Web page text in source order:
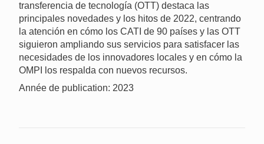
transferencia de tecnología (OTT) destaca las
principales novedades y los hitos de 2022, centrando
la atención en cómo los CATI de 90 países y las OTT
siguieron ampliando sus servicios para satisfacer las
necesidades de los innovadores locales y en cómo la
OMPI los respalda con nuevos recursos.
Année de publication: 2023